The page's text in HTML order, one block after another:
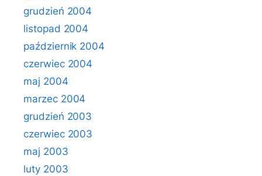
grudzień 2004
listopad 2004
październik 2004
czerwiec 2004
maj 2004
marzec 2004
grudzień 2003
czerwiec 2003
maj 2003
luty 2003